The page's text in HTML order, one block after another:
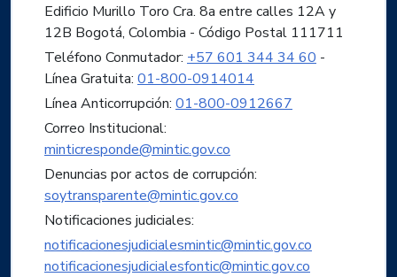
Edificio Murillo Toro Cra. 8a entre calles 12A y
12B Bogotá, Colombia - Código Postal 111711
Teléfono Conmutador: +57 601 344 34 60 -
Línea Gratuita: 01-800-0914014
Línea Anticorrupción: 01-800-0912667
Correo Institucional:
minticresponde@mintic.gov.co
Denuncias por actos de corrupción:
soytransparente@mintic.gov.co
Notificaciones judiciales:
notificacionesjudicialesmintic@mintic.gov.co
notificacionesjudicialesfontic@mintic.gov.co